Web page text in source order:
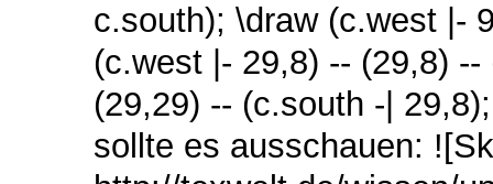
c.south); \draw (c.west |-
(c.west |- 29,8) -- (29,8)
(29,29) -- (c.south -|
sollte es ausschauen: